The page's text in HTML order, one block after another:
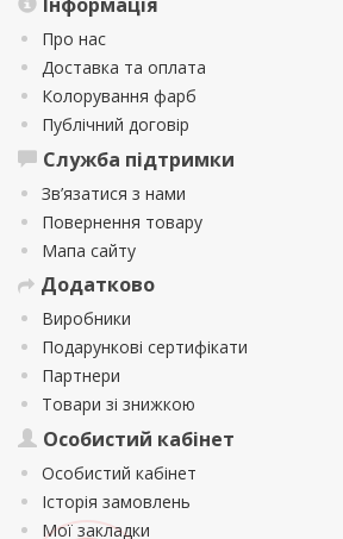
Про нас
Доставка та оплата
Колорування фарб
Публічний договір
Служба підтримки
Зв’язатися з нами
Повернення товару
Мапа сайту
Додатково
Виробники
Подарункові сертифікати
Партнери
Товари зі знижкою
Особистий кабінет
Особистий кабінет
Історія замовлень
Мої закладки